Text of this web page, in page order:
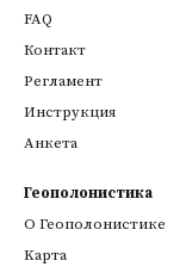
FAQ
Контакт
Регламент
Инструкция
Анкета
Геополонистика
О Геополонистике
Kарта